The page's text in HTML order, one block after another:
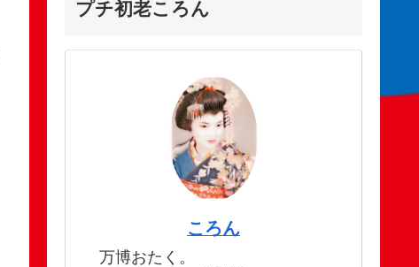
プチ初老ころん
ころん
万博おたく。